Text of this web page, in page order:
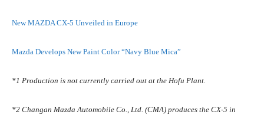
New MAZDA CX-5 Unveiled in Europe
Mazda Develops New Paint Color “Navy Blue Mica”
*1 Production is not currently carried out at the Hofu Plant.
*2 Changan Mazda Automobile Co., Ltd. (CMA) produces the CX-5 in